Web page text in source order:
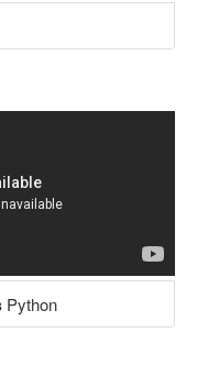
Python